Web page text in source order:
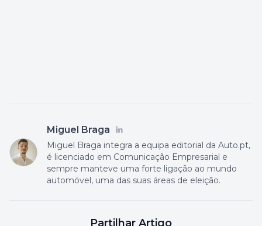
Miguel Braga
Miguel Braga integra a equipa editorial da Auto.pt,
é licenciado em Comunicação Empresarial e
sempre manteve uma forte ligação ao mundo
automóvel, uma das suas áreas de eleição.
Partilhar Artigo